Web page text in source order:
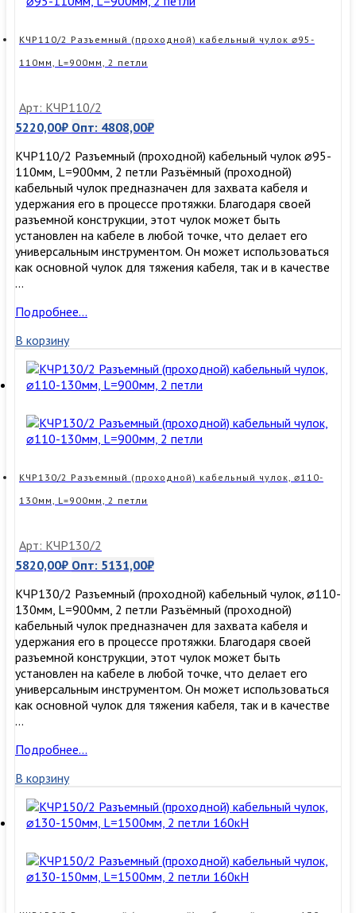
КЧР110/2 Разъемный (проходной) кабельный чулок ⌀95-
110мм, L=900мм, 2 петли
Арт: КЧР110/2
5220,00₽ Опт: 4808,00₽
КЧР110/2 Разъемный (проходной) кабельный чулок ⌀95-
110мм, L=900мм, 2 петли Разъёмный (проходной)
кабельный чулок предназначен для захвата кабеля и
удержания его в процессе протяжки. Благодаря своей
разъемной конструкции, этот чулок может быть
установлен на кабеле в любой точке, что делает его
универсальным инструментом. Он может использоваться
как основной чулок для тяжения кабеля, так и в качестве
…
КЧР110/2
(проходной)
кабельный
чулок
⌀95-
L=900мм,
Подробнее…
В корзину
КЧР130/2 Разъемный (проходной) кабельный чулок, ⌀110-
130мм, L=900мм, 2 петли
Арт: КЧР130/2
5820,00₽ Опт: 5131,00₽
КЧР130/2 Разъемный (проходной) кабельный чулок, ⌀110-
130мм, L=900мм, 2 петли Разъёмный (проходной)
кабельный чулок предназначен для захвата кабеля и
удержания его в процессе протяжки. Благодаря своей
разъемной конструкции, этот чулок может быть
установлен на кабеле в любой точке, что делает его
универсальным инструментом. Он может использоваться
как основной чулок для тяжения кабеля, так и в качестве
…
КЧР130/2
(проходной)
кабельный
чулок,
⌀110-
L=900мм,
Подробнее…
В корзину